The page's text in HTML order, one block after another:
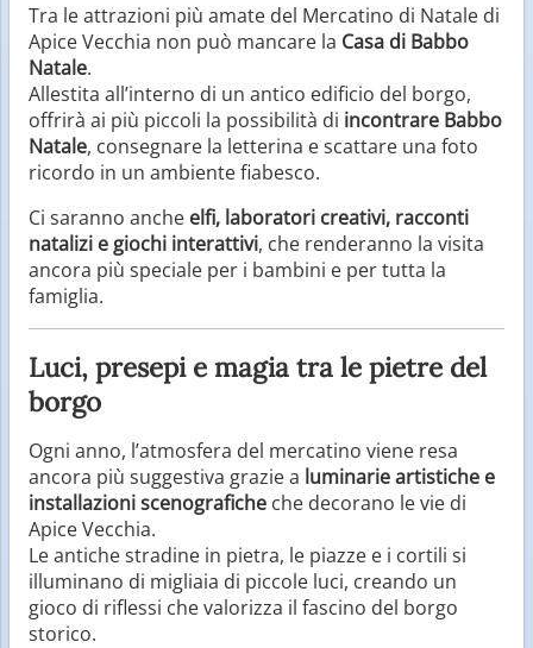
Tra le attrazioni più amate del Mercatino di Natale di
Apice Vecchia non può mancare la Casa di Babbo
Natale.
Allestita all’interno di un antico edificio del borgo,
offrirà ai più piccoli la possibilità di incontrare Babbo
Natale, consegnare la letterina e scattare una foto
ricordo in un ambiente fiabesco.
Ci saranno anche elfi, laboratori creativi, racconti
natalizi e giochi interattivi, che renderanno la visita
ancora più speciale per i bambini e per tutta la
famiglia.
Luci, presepi e magia tra le pietre del
borgo
Ogni anno, l’atmosfera del mercatino viene resa
ancora più suggestiva grazie a luminarie artistiche e
installazioni scenografiche che decorano le vie di
Apice Vecchia.
Le antiche stradine in pietra, le piazze e i cortili si
illuminano di migliaia di piccole luci, creando un
gioco di riflessi che valorizza il fascino del borgo
storico.